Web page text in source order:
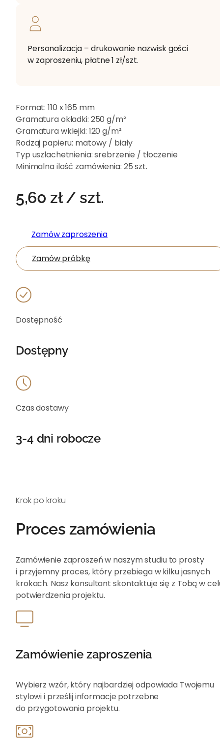
Personalizacja – drukowanie nazwisk gości
w zaproszeniu, płatne 1 zł/szt.
Format:110 x 165 mm
Gramatura okładki: 250 g/m²
Gramatura wklejki: 120 g/m²
Rodzaj papieru: matowy / biały
Typ uszlachetnienia:srebrzenie / tłoczenie
Minimalna ilość zamówienia: 25 szt.
5,60zł/ szt.
Zamów zaproszenia
Zamów próbkę
Dostępność
Dostępny
Czas dostawy
3-4 dni robocze
Krok po kroku
Proces zamówienia
Zamówienie zaproszeń w naszym studiu to prosty
i przyjemny proces, który przebiega w kilku jasnych
krokach. Nasz konsultant skontaktuje się z Tobą w
potwierdzenia projektu.
Zamówienie zaproszenia
Wybierz wzór, który najbardziej odpowiada Twojemu
stylowi i prześlij informacje potrzebne
do przygotowania projektu.